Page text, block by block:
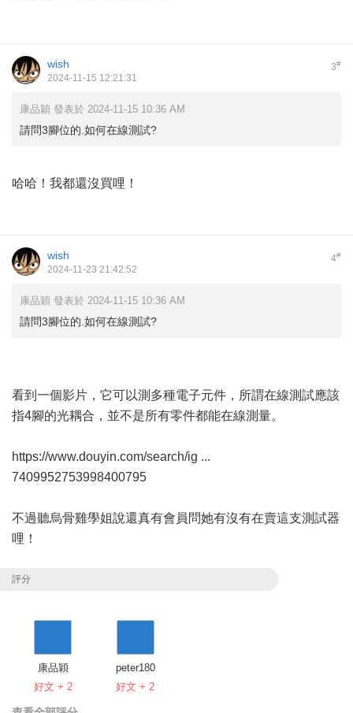
3#
wish
2024-11-15 12:21:31
康品穎 發表於 2024-11-15 10:36 AM
請問3腳位的.如何在線測試?
哈哈！我都還沒買哩！
4#
wish
2024-11-23 21:42:52
康品穎 發表於 2024-11-15 10:36 AM
請問3腳位的.如何在線測試?
看到一個影片，它可以測多種電子元件，所謂在線測試應該
指4腳的光耦合，並不是所有零件都能在線測量。
https://www.douyin.com/search/ig ...
7409952753998400795
不過聽烏骨雞學姐說還真有會員問她有沒有在賣這支測試器
哩！
評分
康品穎
好文 + 2
peter180
好文 + 2